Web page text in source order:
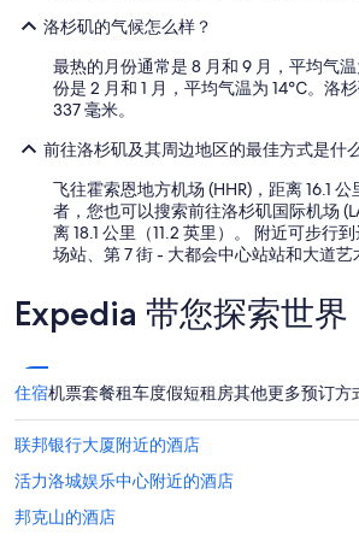
洛杉矶的气候怎么样？
最热的月份通常是 8 月和 9 月，平均气
份是 2 月和 1 月，平均气温为 14℃。洛
337 毫米。
前往洛杉矶及其周边地区的最佳方式是什
飞往霍索恩地方机场 (HHR)，距离 16.1
者，您也可以搜索前往洛杉矶国际机场
离 18.1 公里（11.2 英里）。 附近可步行
场站、第 7 街 - 大都会中心站站和大道艺
Expedia 带您探索世界
住宿机票套餐租车度假短租房其他更多预订方
联邦银行大厦附近的酒店
活力洛城娱乐中心附近的酒店
邦克山的酒店